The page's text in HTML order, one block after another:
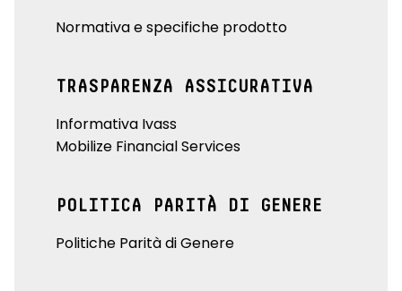
Normativa e specifiche prodotto
TRASPARENZA ASSICURATIVA
Informativa Ivass
Mobilize Financial Services
POLITICA PARITÀ DI GENERE
Politiche Parità di Genere